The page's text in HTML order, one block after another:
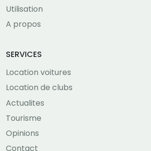
Utilisation
A propos
SERVICES
Location voitures
Location de clubs
Actualites
Tourisme
Opinions
Contact